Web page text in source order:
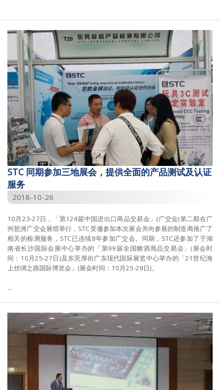
STC 同期参加三地展会，提供全面的产品测试及认证
服务
2018-10-26
10月23-27日，「第124届中国进出口商品交易会」(广交会)第二期在广
州琶洲广交会展馆举行，STC受邀参加本次展会并向参展的制造商推广了
相关的检测服务，STC已连续8年参加广交会。同期，STC还参加了于湖
南省长沙国际会展中心举办的「第99届全国糖酒商品交易会」(展会时
间：10月25-27日)及东莞厚街广东现代国际展览中心举办的「21世纪海
上丝绸之路国际博览会」(展会时间：10月25-28日)。
...